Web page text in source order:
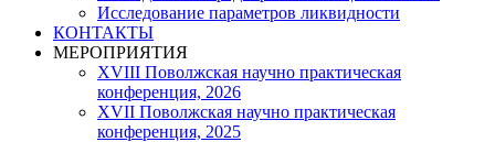
Исследование параметров ликвидности
КОНТАКТЫ
МЕРОПРИЯТИЯ
XVIII Поволжская научно практическая
конференция, 2026
XVII Поволжская научно практическая
конференция, 2025